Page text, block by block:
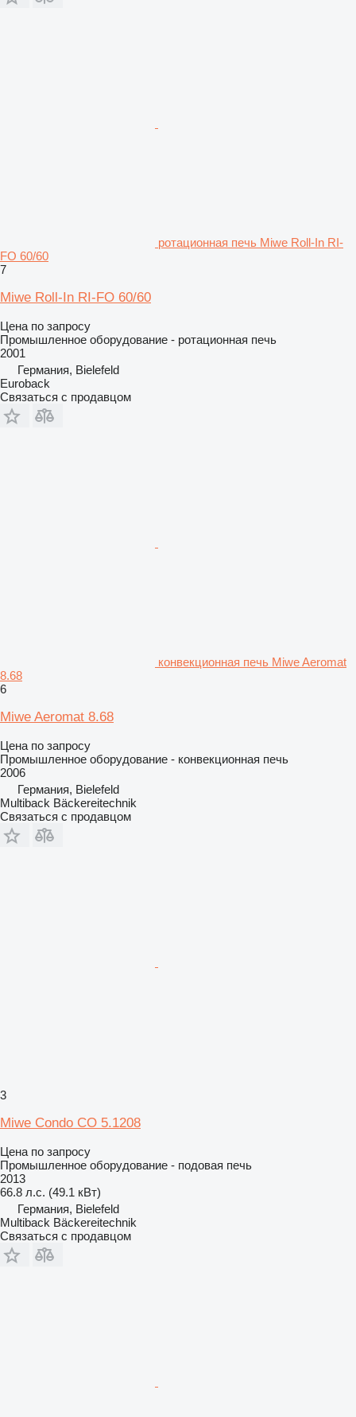
ротационная печь Miwe Roll-In RI-
FO 60/60
7
Miwe Roll-In RI-FO 60/60
Цена по запросу
Промышленное оборудование - ротационная печь
2001
Германия, Bielefeld
Euroback
Связаться с продавцом
конвекционная печь Miwe Aeromat
8.68
6
Miwe Aeromat 8.68
Цена по запросу
Промышленное оборудование - конвекционная печь
2006
Германия, Bielefeld
Multiback Bäckereitechnik
Связаться с продавцом
3
Miwe Condo CO 5.1208
Цена по запросу
Промышленное оборудование - подовая печь
2013
66.8 л.с. (49.1 кВт)
Германия, Bielefeld
Multiback Bäckereitechnik
Связаться с продавцом